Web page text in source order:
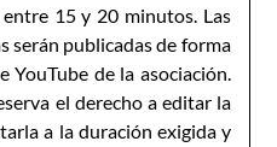
15 y 20 minutos. Las
serán publicadas de forma
YouTube de la asociación.
el derecho a editar la
a la duración exigida y